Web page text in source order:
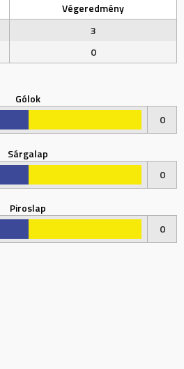
Végeredmény
3
0
Gólok
0
Sárgalap
0
Piroslap
0